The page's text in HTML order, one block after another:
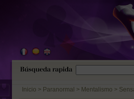
Inicio > Paranormal Mentalismo